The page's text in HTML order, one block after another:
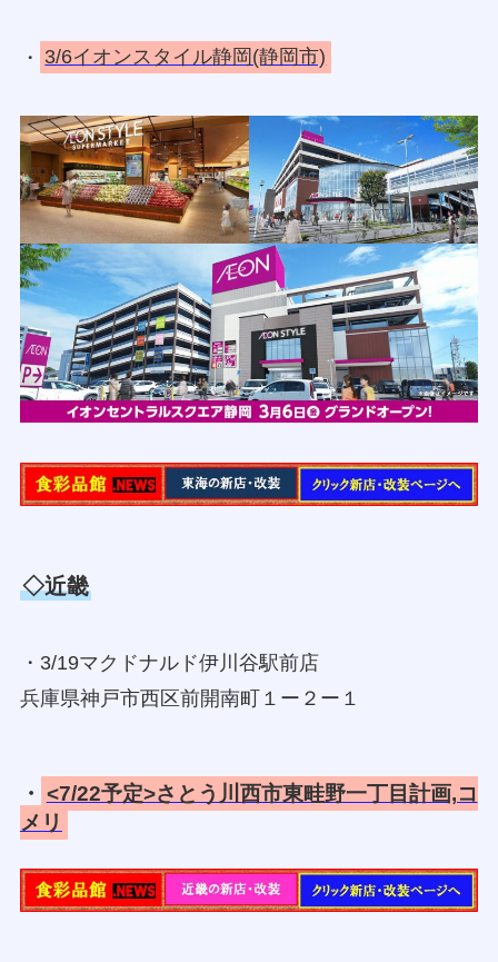
・ 3/6イオンスタイル静岡(静岡市)
◇近畿
・3/19マクドナルド伊川谷駅前店
兵庫県神戸市西区前開南町１ー２ー１
・ <7/22予定>さとう川西市東畦野一丁目計画,コ
メリ